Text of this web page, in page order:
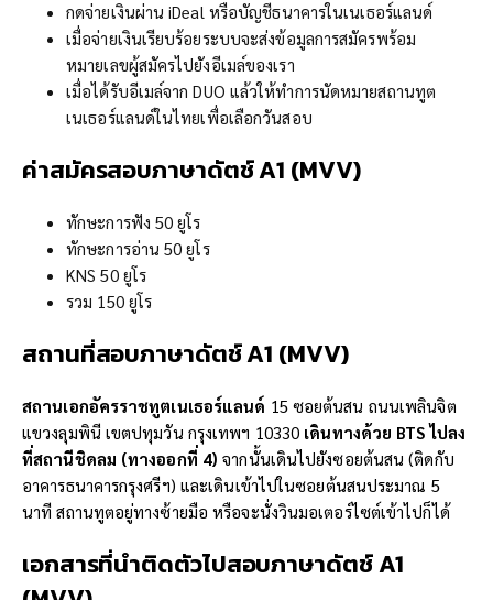
กดจ่ายเงินผ่าน iDeal หรือบัญชีธนาคารในเนเธอร์แลนด์
เมื่อจ่ายเงินเรียบร้อยระบบจะส่งข้อมูลการสมัครพร้อม
หมายเลขผู้สมัครไปยังอีเมล์ของเรา
เมื่อได้รับอีเมล์จาก DUO แล้วให้ทำการนัดหมายสถานทูต
เนเธอร์แลนด์ในไทยเพื่อเลือกวันสอบ
ค่าสมัครสอบภาษาดัตช์ A1 (MVV)
ทักษะการฟัง 50 ยูโร
ทักษะการอ่าน 50 ยูโร
KNS 50 ยูโร
รวม 150 ยูโร
สถานที่สอบภาษาดัตช์ A1 (MVV)
สถานเอกอัครราชทูตเนเธอร์แลนด์ 15 ซอยต้นสน ถนนเพลินจิต
แขวงลุมพินี เขตปทุมวัน กรุงเทพฯ 10330 เดินทางด้วย BTSไปลง
ที่สถานีชิดลม (ทางออกที่ 4) จากนั้นเดินไปยังซอยต้นสน (ติดกับ
อาคารธนาคารกรุงศรีฯ) และเดินเข้าไปในซอยต้นสนประมาณ 5
นาที สถานทูตอยู่ทางซ้ายมือ หรือจะนั่งวินมอเตอร์ไซต์เข้าไปก็ได้
เอกสารที่นำติดตัวไปสอบภาษาดัตช์ A1